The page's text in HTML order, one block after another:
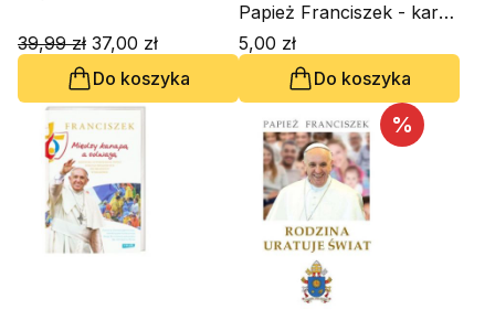
Stefan von Kempis
39,99 zł 37,00 zł
Do koszyka
Papież Franciszek - kard.
Jorge Mario Bergoglio
5,00 zł
Do koszyka
%